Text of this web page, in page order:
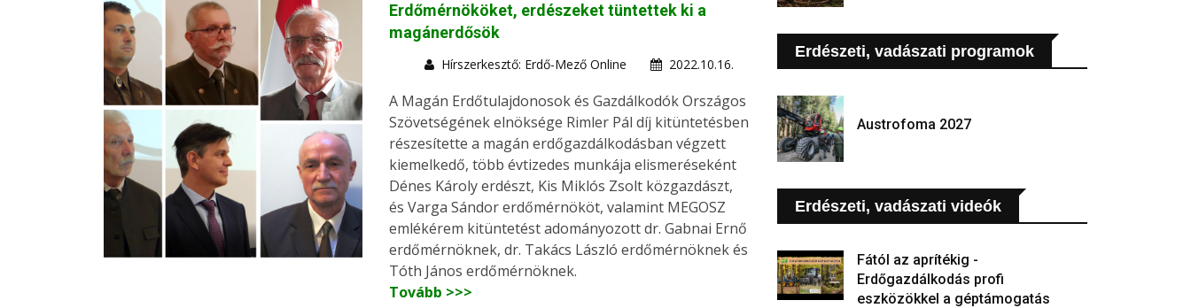
Erdőmérnököket, erdészeket tüntettek ki a
magánerdősök
Hírszerkesztő: Erdő-Mező Online 2022.10.16.
A Magán Erdőtulajdonosok és Gazdálkodók Országos
Szövetségének elnöksége Rimler Pál díj kitüntetésben
részesítette a magán erdőgazdálkodásban végzett
kiemelkedő, több évtizedes munkája elismeréseként
Dénes Károly erdészt, Kis Miklós Zsolt közgazdászt,
és Varga Sándor erdőmérnököt, valamint MEGOSZ
emlékérem kitüntetést adományozott dr. Gabnai Ernő
erdőmérnöknek, dr. Takács László erdőmérnöknek és
Tóth János erdőmérnöknek.
Tovább >>>
Erdészeti, vadászati programok
Austrofoma 2027
Erdészeti, vadászati videók
Fától az aprítékig -
Erdőgazdálkodás profi
eszközökkel a géptámogatás